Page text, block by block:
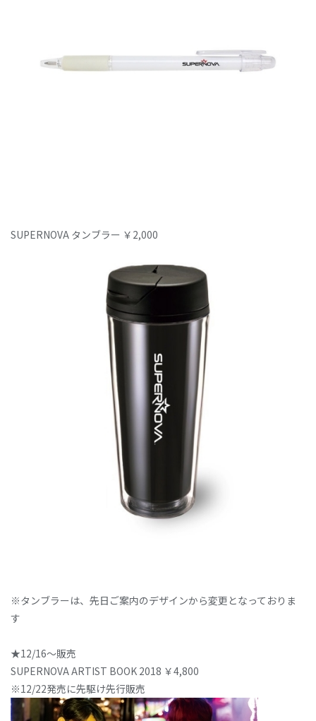
SUPERNOVA タンブラー ￥2,000
※タンブラーは、先日ご案内のデザインから変更となっておりま
す
★12/16～販売
SUPERNOVA ARTIST BOOK 2018 ￥4,800
※12/22発売に先駆け先行販売